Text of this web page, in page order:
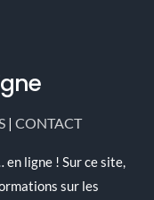
| CONTACT
ligne ! Sur ce site,
sur les